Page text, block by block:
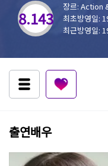
국과 싸우는 내용으로 기
더해지며 본격 초견초인배
8.143
장르: Action
최초방영일:
최근방영일:
출연배우